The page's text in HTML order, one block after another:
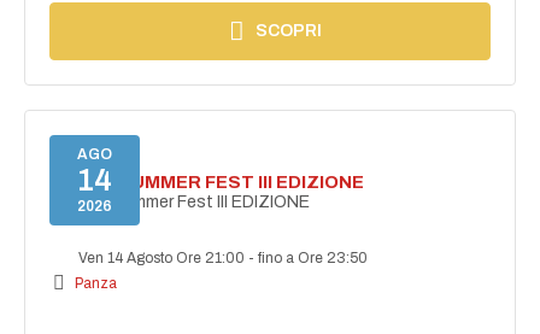
SCOPRI
AGO
14
2026
PANZA SUMMER FEST III EDIZIONE
PANZA Summer Fest III EDIZIONE
Ven 14 Agosto Ore 21:00 -fino a Ore 23:50
Panza